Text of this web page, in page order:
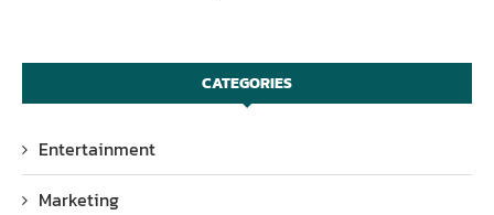
CATEGORIES
Entertainment
Marketing